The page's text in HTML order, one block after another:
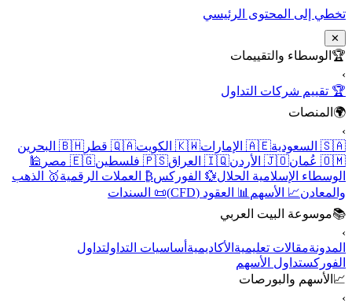
تخطي إلى المحتوى الرئيسي
✕
🏆 الوسطاء والتقييمات
›
🏆 تقييم شركات التداول
🌍 المنصات
›
🇸🇦 السعودية
🇦🇪 الإمارات 🇰🇼 الكويت 🇶🇦 قطر
🇧🇭 البحرين
🇴🇲 عُمان
🇯🇴 الأردن 🇮🇶 العراق 🇵🇸 فلسطين 🇪🇬 مصر
🕌
الوسطاء الإسلامية الحلال💱 الفوركس₿ العملات الرقمية🥇 الذهب
والمعادن📈 الأسهم 📊 العقود (CFD)
📜 السندات
📚موسوعة البيت العربي
›
المدونةمقالات تعليمية الأكاديمية أساسيات التداولتداول
الفوركستداول الأسهم
📈 الأسهم والبورصات
›